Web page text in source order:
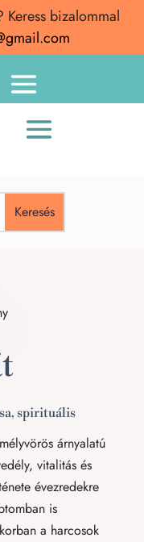
Keress bizalommal
spirituális
árnyalatú
vitalitás és
évezredekre
is
a harcosok